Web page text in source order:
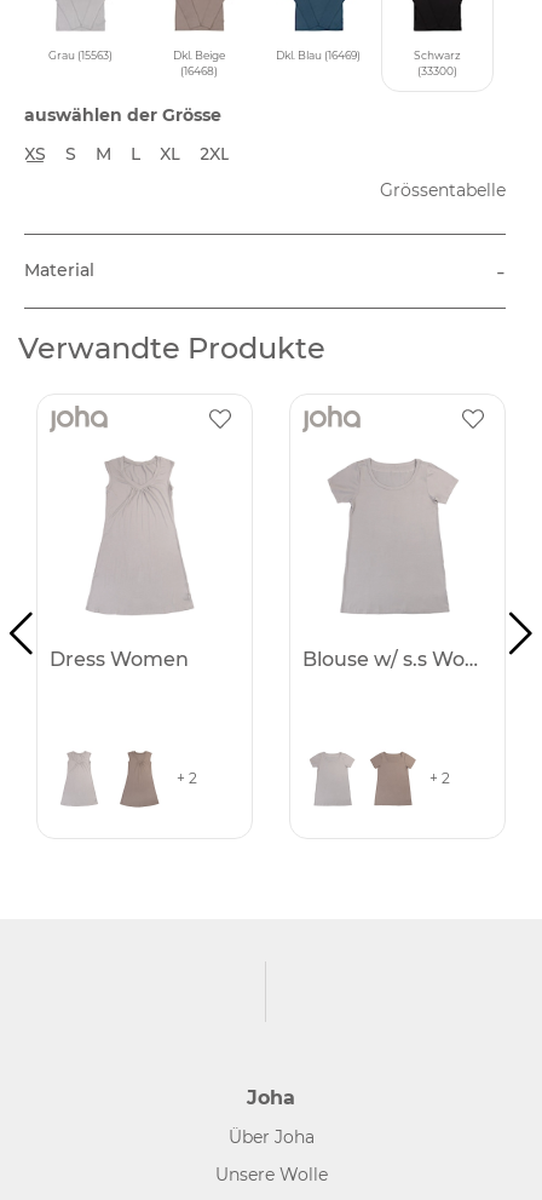
Grau (15563)
Dkl. Beige
(16468)
Dkl. Blau (16469)
Schwarz
(33300)
auswählen der Grösse
XS
S M L XL
2XL
Grössentabelle
Material -
Verwandte Produkte
Dress Women
+ 2
Blouse w/ s.s Women
+ 2
Joha
Über Joha
Unsere Wolle